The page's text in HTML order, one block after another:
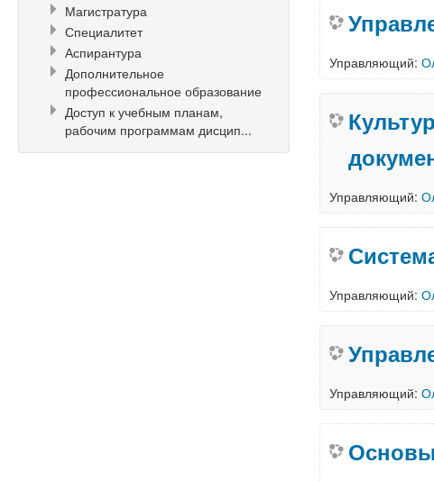
Управляющий:
Управляющий:
Управляющий:
Управляющий:
Магистратура
Специалитет
Аспирантура
Дополнительное
профессиональное образование
Доступ к учебным планам,
рабочим программам дисцип...